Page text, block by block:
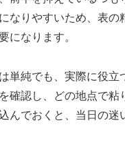
なりやすいため、表の
になります。
単純でも、実際に役立
確認し、どの地点で粘
んでおくと、当日の迷